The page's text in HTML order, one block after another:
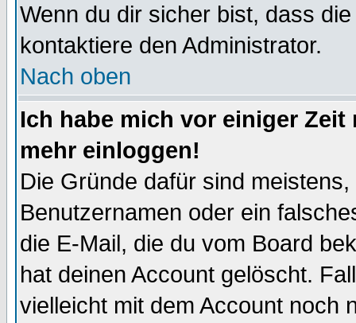
Wenn du dir sicher bist, dass
kontaktiere den Administrator.
Nach oben
Ich habe mich vor einiger
mehr einloggen!
Die Gründe dafür sind
Benutzernamen oder ein
die E-Mail, die du vom Board
hat deinen Account gelöscht.
vielleicht mit dem Account noch